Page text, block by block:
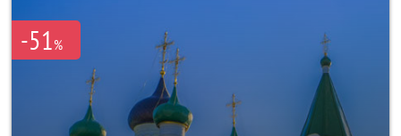
-51%